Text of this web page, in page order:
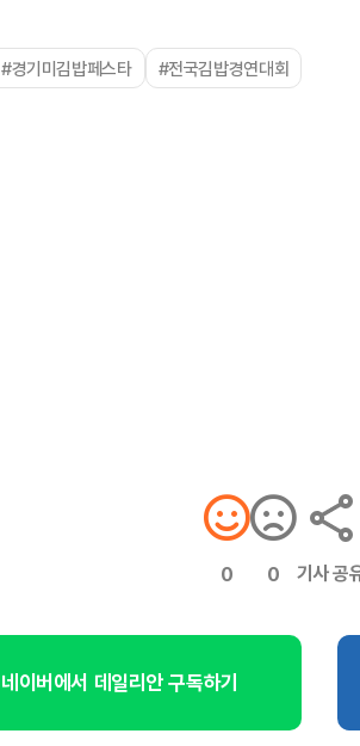
#경기미김밥페스타 #전국김밥경연대회
0 0 기사 공
네이버에서 데일리안 구독하기